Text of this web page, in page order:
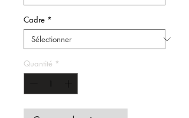
Cadre *
Quantité *